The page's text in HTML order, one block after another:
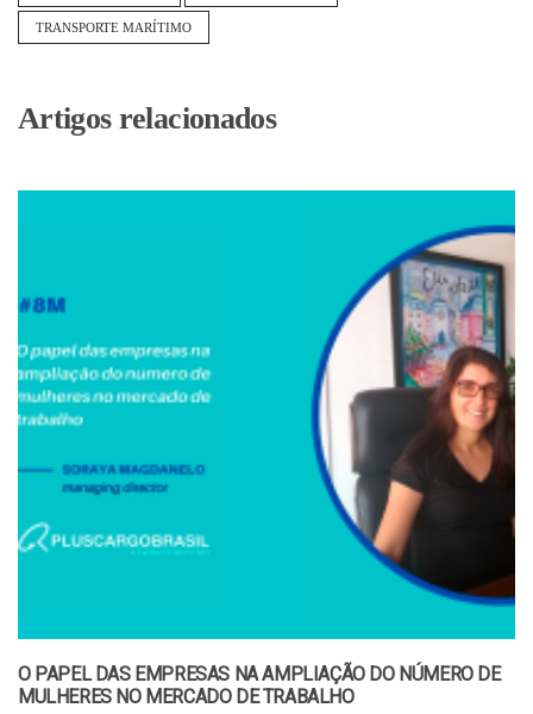
TRANSPORTE MARÍTIMO
Artigos relacionados
O PAPEL DAS EMPRESAS NA AMPLIAÇÃO DO NÚMERO DE
MULHERES NO MERCADO DE TRABALHO